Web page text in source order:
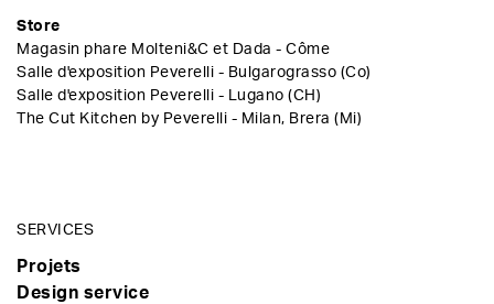
Store
Magasin phare Molteni&C et Dada - Côme
Salle d'exposition Peverelli - Bulgarograsso (Co)
Salle d'exposition Peverelli - Lugano (CH)
The Cut Kitchen by Peverelli - Milan, Brera (Mi)
SERVICES
Projets
Design service